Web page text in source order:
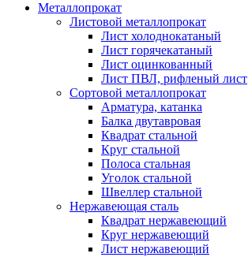
Металлопрокат
Листовой металлопрокат
Лист холоднокатаный
Лист горячекатаный
Лист оцинкованный
Лист ПВЛ, рифленый лист
Сортовой металлопрокат
Арматура, катанка
Балка двутавровая
Квадрат стальной
Круг стальной
Полоса стальная
Уголок стальной
Швеллер стальной
Нержавеющая сталь
Квадрат нержавеющий
Круг нержавеющий
Лист нержавеющий